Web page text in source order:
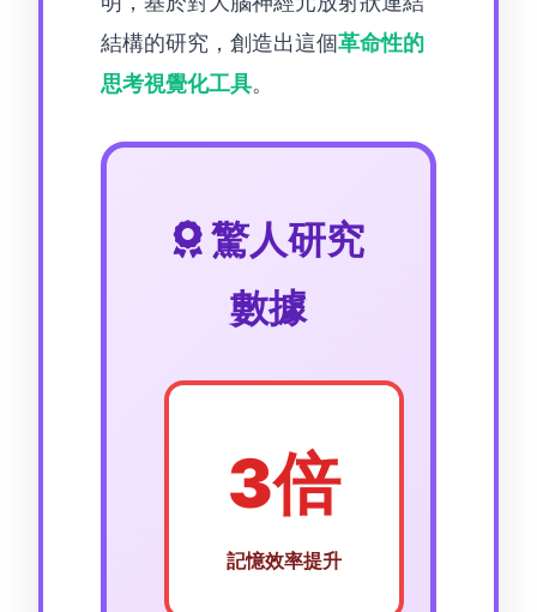
結構的研究，創造出這個革命性的
思考視覺化工具。
驚人研究
數據
3倍
記憶效率提升